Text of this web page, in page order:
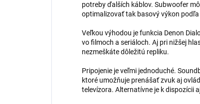
potreby ďalších káblov. Subwoofer
optimalizovať tak basový výkon
Veľkou výhodou je funkcia Denon
vo filmoch a seriáloch. Aj pri nižšej
nezmeškáte dôležitú repliku.
Pripojenie je veľmi jednoduché.
ktoré umožňuje prenášať zvuk aj
televízora. Alternatívne je k dispozícii